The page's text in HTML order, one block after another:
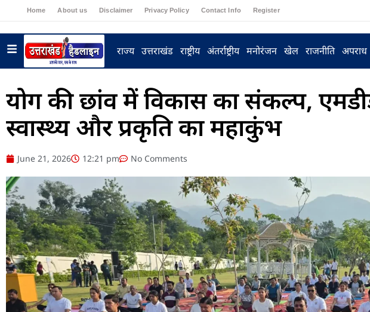
Home About us Disclaimer Privacy Policy Contact Info Register
राज्य उत्तराखंड राष्ट्रीय अंतर्राष्ट्रीय मनोरंजन खेल राजनीति अपराध
योग की छांव में विकास का संकल्प,
स्वास्थ्य और प्रकृति का महाकुंभ
June 21, 2026 12:21 pm No Comments